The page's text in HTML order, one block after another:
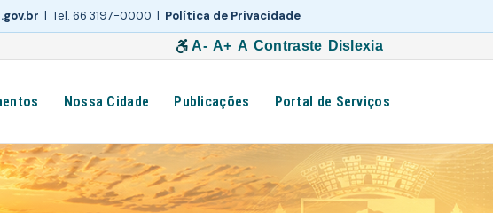
| Tel. 66 3197-0000 | Política de Privacidade
A- A+ A Contraste Dislexia
Nossa Cidade Publicações Portal de Serviços